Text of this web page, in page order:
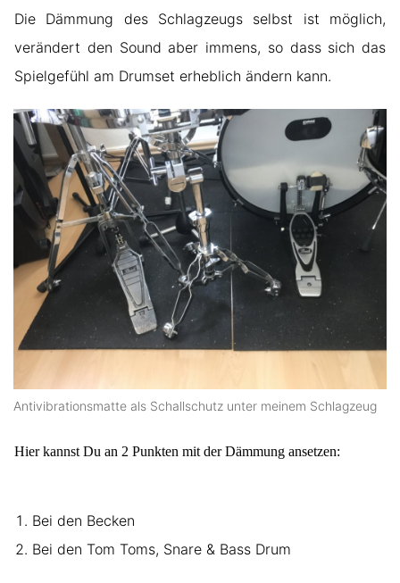
Die Dämmung des Schlagzeugs selbst ist möglich,
verändert den Sound aber immens, so dass sich das
Spielgefühl am Drumset erheblich ändern kann.
Antivibrationsmatte als Schallschutz unter meinem Schlagzeug
Hier kannst Du an 2 Punkten mit der Dämmung ansetzen:
Bei den Becken
Bei den Tom Toms, Snare & Bass Drum